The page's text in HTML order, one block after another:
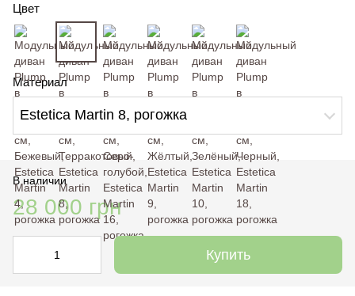
Цвет
Материал
Estetica Martin 8, рогожка
В наличии
28 000 грн
Купить